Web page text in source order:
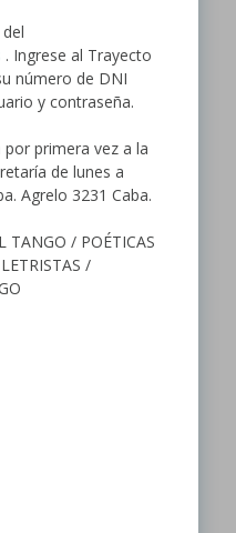
. Ingrese al Trayecto
número de DNI
y contraseña.
primera vez a la
de lunes a
Agrelo 3231 Caba.
TANGO / POÉTICAS
/